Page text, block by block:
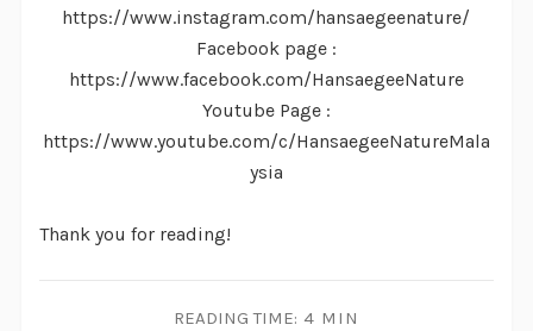
https://www.instagram.com/hansaegeenature/
Facebook page :
https://www.facebook.com/HansaegeeNature
Youtube Page :
https://www.youtube.com/c/HansaegeeNatureMala
ysia
Thank you for reading!
READING TIME: 4 MIN